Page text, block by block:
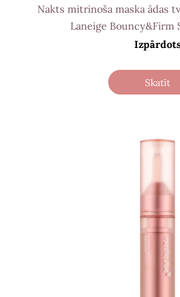
Nakts mitrinoša maska ​​ādas
Laneige Bouncy&Firm
Skatīt